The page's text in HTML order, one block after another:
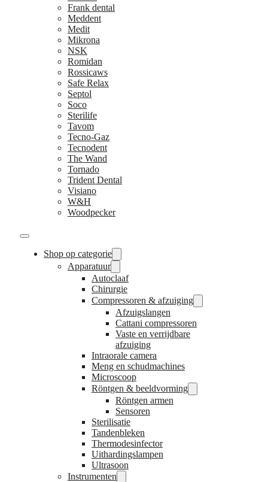
Frank dental
Meddent
Medit
Mikrona
NSK
Romidan
Rossicaws
Safe Relax
Septol
Soco
Sterilife
Tavom
Tecno-Gaz
Tecnodent
The Wand
Tornado
Trident Dental
Visiano
W&H
Woodpecker
Shop op categorie
Apparatuur
Autoclaaf
Chirurgie
Compressoren & afzuiging
Afzuigslangen
Cattani compressoren
Vaste en verrijdbare
afzuiging
Intraorale camera
Meng en schudmachines
Microscoop
Röntgen & beeldvorming
Röntgen armen
Sensoren
Sterilisatie
Tandenbleken
Thermodesinfector
Uithardingslampen
Ultrasoon
Instrumenten